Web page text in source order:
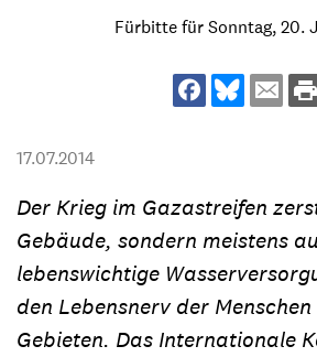
Fürbitte für Sonntag, 20.
17.07.2014
Der Krieg im Gazastreifen
Gebäude, sondern meistens
lebenswichtige
den Lebensnerv der
Gebieten. Das Internationale